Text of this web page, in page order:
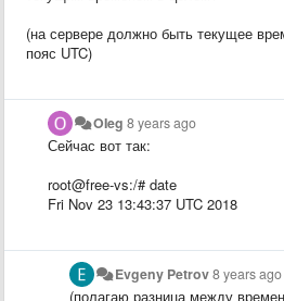
(на сервере должно быть текущее
пояс UTC)
OIeg 8 years ago
Сейчас вот так:
root@free-vs:/# date
Fri Nov 23 13:43:37 UTC 2018
Evgeny Petrov8 years ago
(полагаю разница между